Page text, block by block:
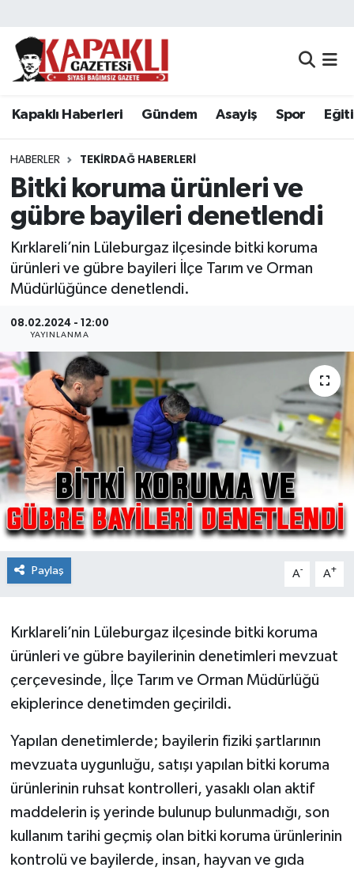
Kapaklı Haberleri Gündem Asayiş Spor
HABERLER TEKIRDAĞ HABERLERI
Bitki koruma ürünleri ve
gübre bayileri denetlendi
Kırklareli’nin Lüleburgaz ilçesinde bitki koruma
ürünleri ve gübre bayileri İlçe Tarım ve Orman
Müdürlüğünce denetlendi.
08.02.2024 - 12:00
YAYINLANMA
Paylaş A- A+
Kırklareli’nin Lüleburgaz ilçesinde bitki koruma
ürünleri ve gübre bayilerinin denetimleri mevzuat
çerçevesinde, İlçe Tarım ve Orman Müdürlüğü
ekiplerince denetimden geçirildi.
Yapılan denetimlerde; bayilerin fiziki şartlarının
mevzuata uygunluğu, satışı yapılan bitki koruma
ürünlerinin ruhsat kontrolleri, yasaklı olan aktif
maddelerin iş yerinde bulunup bulunmadığı, son
kullanım tarihi geçmiş olan bitki koruma ürünlerinin
kontrolü ve bayilerde, insan, hayvan ve gıda
Kapaklı Haberleri
Asayiş
Spor
Eğitim
Siyaset
Ekonomi
Sağlık
Teknoloji
Yaşam
Tekirdağ Nöbetçi Eczaneler
Tekirdağ Namaz Vakitleri
Tekirdağ Trafik Yoğunluk Haritası
Süper Lig Puan Durumu ve Fikstür
Tüm Manşetler